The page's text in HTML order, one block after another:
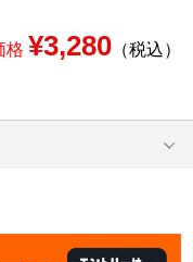
格 ¥3,280（税込）